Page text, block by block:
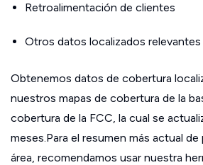
Retroalimentación de clientes
Otros datos localizados relevantes
Obtenemos datos de cobertura
nuestros mapas de cobertura de la
cobertura de la FCC, la cual se
meses.Para el resumen más actual
área, recomendamos usar nuestra